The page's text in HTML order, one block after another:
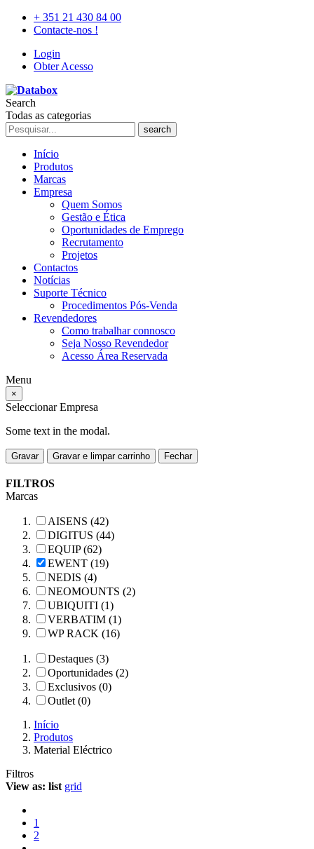
+ 351 21 430 84 00
Contacte-nos !
Login
Obter Acesso
Search
Todas as categorias
search
Início
Produtos
Marcas
Empresa
Quem Somos
Gestão e Ética
Oportunidades de Emprego
Recrutamento
Projetos
Contactos
Notícias
Suporte Técnico
Procedimentos Pós-Venda
Revendedores
Como trabalhar connosco
Seja Nosso Revendedor
Acesso Área Reservada
Menu
×
Seleccionar Empresa
Some text in the modal.
Gravar Gravar e limpar carrinho Fechar
FILTROS
Marcas
AISENS (42)
DIGITUS (44)
EQUIP (62)
EWENT (19)
NEDIS (4)
NEOMOUNTS (2)
UBIQUITI (1)
VERBATIM (1)
WP RACK (16)
Destaques (3)
Oportunidades (2)
Exclusivos (0)
Outlet (0)
Início
Produtos
Material Eléctrico
Filtros
View as: list grid
1
2